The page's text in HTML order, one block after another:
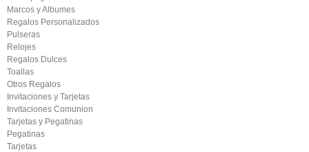
Marcos y Albumes
Regalos Personalizados
Pulseras
Relojes
Regalos Dulces
Toallas
Otros Regalos
Invitaciones y Tarjetas
Invitaciones Comunion
Tarjetas y Pegatinas
Pegatinas
Tarjetas